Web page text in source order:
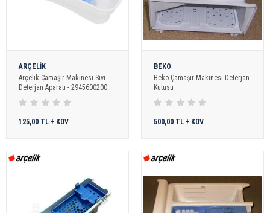
ARÇELİK
Arçelik Çamaşır Makinesi Sıvı
Deterjan Aparatı - 2945600200
125,00 TL + KDV
BEKO
Beko Çamaşır Makinesi Deterjan
Kutusu
500,00 TL + KDV